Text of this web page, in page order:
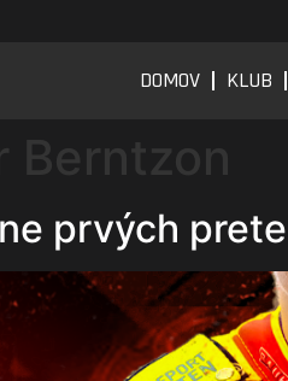
DOMOV KLUB
Berntzon
prvých